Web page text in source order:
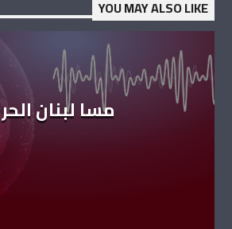
YOU MAY ALSO LIKE
مسا لبنان الحر